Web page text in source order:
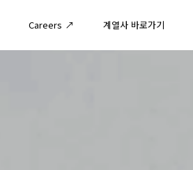
Careers ↗ 계열사 바로가기